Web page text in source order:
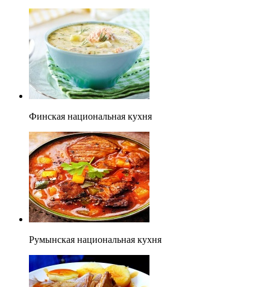
Финская национальная кухня
Румынская национальная кухня